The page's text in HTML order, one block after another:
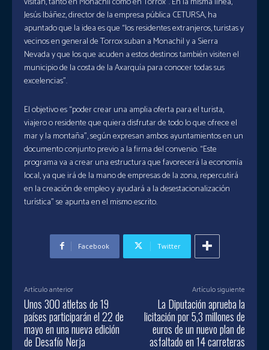
Jesús Ibáñez, director de la empresa pública CETURSA, ha
apuntado que la idea es que “los residentes extranjeros, turistas y
vecinos en general de Torrox suban a Monachil y a Sierra
Nevada y que los que acuden a estos destinos también visiten el
municipio de la costa de la Axarquía para conocer todas sus
excelencias”.
El objetivo es “poder crear una amplia oferta para el turista,
viajero o residente que quiera disfrutar de todo lo que ofrece el
mar y la montaña”, según expresan ambos ayuntamientos en un
documento conjunto previo a la firma del convenio. “Este
programa va a crear una estructura que favorecerá la economía
local, ya que irá de la mano de empresas de la zona, repercutirá
en la creación de empleo y ayudará a la desestacionalización
turística” se apunta en el mismo escrito.
Facebook Twitter
Artículo anterior
Unos 300 atletas de 19
países participarán el 22 de
mayo en una nueva edición
de Desafío Nerja
Artículo siguiente
La Diputación aprueba la
licitación por 5,3 millones de
euros de un nuevo plan de
asfaltado en 14 carreteras